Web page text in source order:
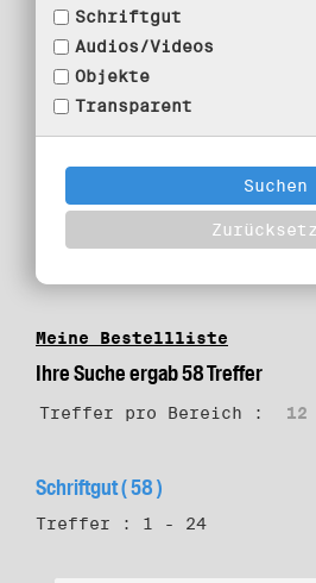
Schriftgut
Audios/Videos
Objekte
Transparent
Meine Bestellliste
Ihre Suche ergab 58 Treffer
Treffer pro Bereich : 12
Schriftgut ( 58 )
Treffer : 1 - 24